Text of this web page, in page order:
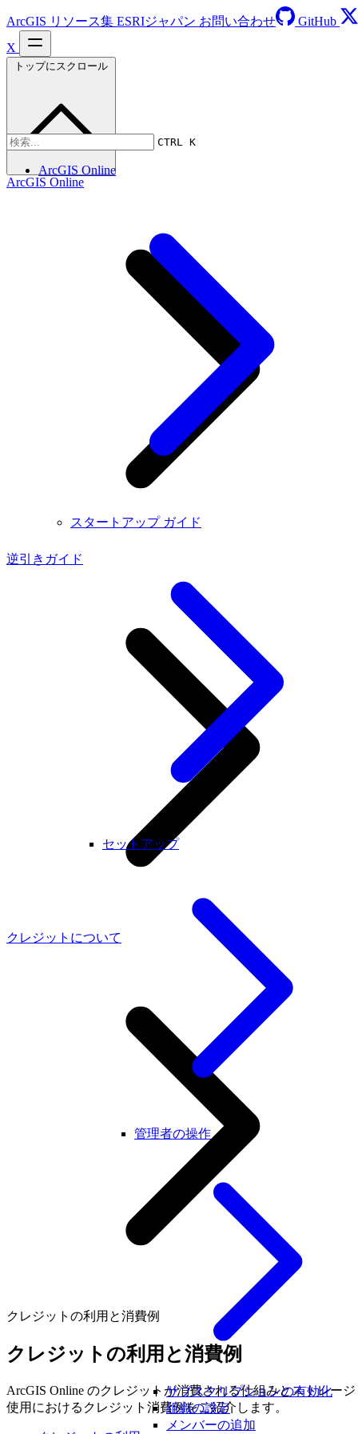
ArcGIS リソース集 ESRIジャパン お問い合わせ
GitHub
X
CTRL K
ArcGIS Online
スタートアップ ガイド
セットアップ
管理者の操作
サブスクリプションの有効化
組織の設定
メンバーの追加
トップにスクロール
ArcGIS Online
逆引きガイド
クレジットについて
クレジットの利用と消費例
クレジットの利用と消費例
ArcGIS Online のクレジットが消費される仕組みとストレージ
使用におけるクレジット消費例をご紹介します。